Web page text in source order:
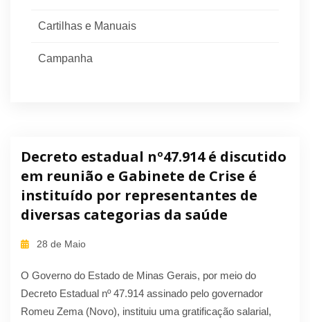
Cartilhas e Manuais
Campanha
Decreto estadual nº47.914 é discutido
em reunião e Gabinete de Crise é
instituído por representantes de
diversas categorias da saúde
28 de Maio
O Governo do Estado de Minas Gerais, por meio do
Decreto Estadual nº 47.914 assinado pelo governador
Romeu Zema (Novo), instituiu uma gratificação salarial,